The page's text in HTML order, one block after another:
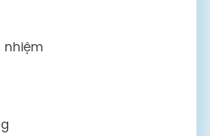
nhiệm